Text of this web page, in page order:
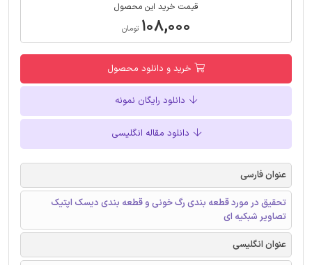
قیمت خرید این محصول
۱۰۸,۰۰۰ تومان
خرید و دانلود محصول
دانلود رایگان نمونه
دانلود مقاله انگلیسی
عنوان فارسی
تحقیق در مورد قطعه بندی رگ خونی و قطعه بندی دیسک اپتیک
تصاویر شبکیه ای
عنوان انگلیسی